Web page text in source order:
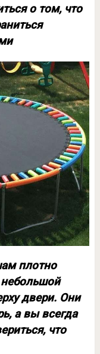
о том, что
плотно
двери. Они
а вы всегда
что